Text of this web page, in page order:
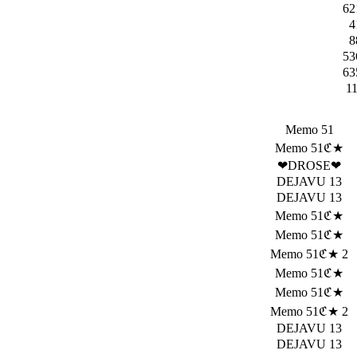
Memo 51
Memo 51ℭ★
❤DROSE❤
DEJAVU 13
DEJAVU 13
Memo 51ℭ★
Memo 51ℭ★
Memo 51ℭ★ 2
Memo 51ℭ★
Memo 51ℭ★
Memo 51ℭ★ 2
DEJAVU 13
DEJAVU 13